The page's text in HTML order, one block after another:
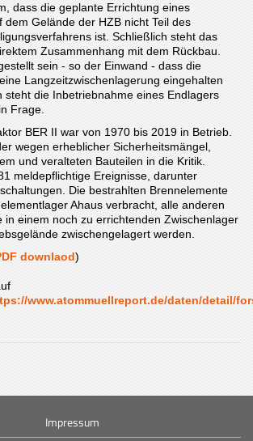
dass die geplante Errichtung eines
dem Gelände der HZB nicht Teil des
ist. Schließlich steht das
Zusammenhang mit dem Rückbau.
sein - so der Einwand - dass die
Langzeitzwischenlagerung eingehalten
steht die Inbetriebnahme eines Endlagers
Frage.
BER II war von 1970 bis 2019 in Betrieb.
wegen erheblicher Sicherheitsmängel,
und veralteten Bauteilen in die Kritik.
meldepflichtige Ereignisse, darunter
Die bestrahlten Brennelemente
Ahaus verbracht, alle anderen
in einem noch zu errichtenden Zwischenlager
zwischengelagert werden.
downlaod)
www.atommuellreport.de/daten/detail/
Impressum